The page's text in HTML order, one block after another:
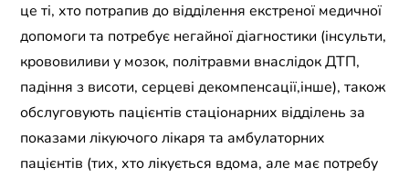
це ті, хто потрапив до відділення екстреної медичної
допомоги та потребує негайної діагностики (інсульти,
крововиливи у мозок, політравми внаслідок ДТП,
падіння з висоти, серцеві декомпенсації,інше), також
обслуговують пацієнтів стаціонарних відділень за
показами лікуючого лікаря та амбулаторних
пацієнтів (тих, хто лікується вдома, але має потребу